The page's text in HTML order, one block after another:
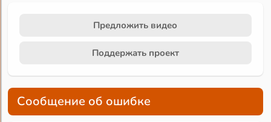
Предложить видео
Поддержать проект
Сообщение об ошибке